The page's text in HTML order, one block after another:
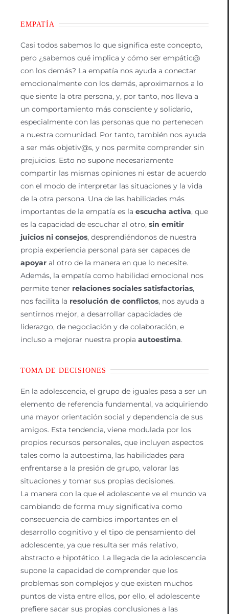
EMPATÍA
Casi todos sabemos lo que significa este concepto,
pero ¿sabemos qué implica y cómo ser empátic@
con los demás? La empatía nos ayuda a conectar
emocionalmente con los demás, aproximarnos a lo
que siente la otra persona, y, por tanto, nos lleva a
un comportamiento más consciente y solidario,
especialmente con las personas que no pertenecen
a nuestra comunidad. Por tanto, también nos ayuda
a ser más objetiv@s, y nos permite comprender sin
prejuicios. Esto no supone necesariamente
compartir las mismas opiniones ni estar de acuerdo
con el modo de interpretar las situaciones y la vida
de la otra persona. Una de las habilidades más
importantes de la empatía es la escucha activa, que
es la capacidad de escuchar al otro, sin emitir
juicios ni consejos, desprendiéndonos de nuestra
propia experiencia personal para ser capaces de
apoyar al otro de la manera en que lo necesite.
Además, la empatía como habilidad emocional nos
permite tener relaciones sociales satisfactorias,
nos facilita la resolución de conflictos, nos ayuda a
sentirnos mejor, a desarrollar capacidades de
liderazgo, de negociación y de colaboración, e
incluso a mejorar nuestra propia autoestima.
TOMA DE DECISIONES
En la adolescencia, el grupo de iguales pasa a ser un
elemento de referencia fundamental, va adquiriendo
una mayor orientación social y dependencia de sus
amigos. Esta tendencia, viene modulada por los
propios recursos personales, que incluyen aspectos
tales como la autoestima, las habilidades para
enfrentarse a la presión de grupo, valorar las
situaciones y tomar sus propias decisiones.
La manera con la que el adolescente ve el mundo va
cambiando de forma muy significativa como
consecuencia de cambios importantes en el
desarrollo cognitivo y el tipo de pensamiento del
adolescente, ya que resulta ser más relativo,
abstracto e hipotético. La llegada de la adolescencia
supone la capacidad de comprender que los
problemas son complejos y que existen muchos
puntos de vista entre ellos, por ello, el adolescente
prefiere sacar sus propias conclusiones a las